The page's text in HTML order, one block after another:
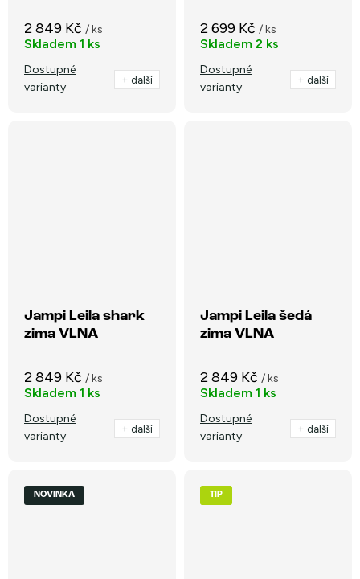
2 849 Kč / ks
Skladem 1 ks
Dostupné
varianty
+ další
2 699 Kč / ks
Skladem 2 ks
Dostupné
varianty
+ další
Jampi Leila shark
zima VLNA
2 849 Kč / ks
Skladem 1 ks
Dostupné
varianty
+ další
Jampi Leila šedá
zima VLNA
2 849 Kč / ks
Skladem 1 ks
Dostupné
varianty
+ další
NOVINKA TIP